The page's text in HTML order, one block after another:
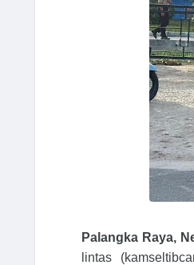
Palangka Raya,
lintas